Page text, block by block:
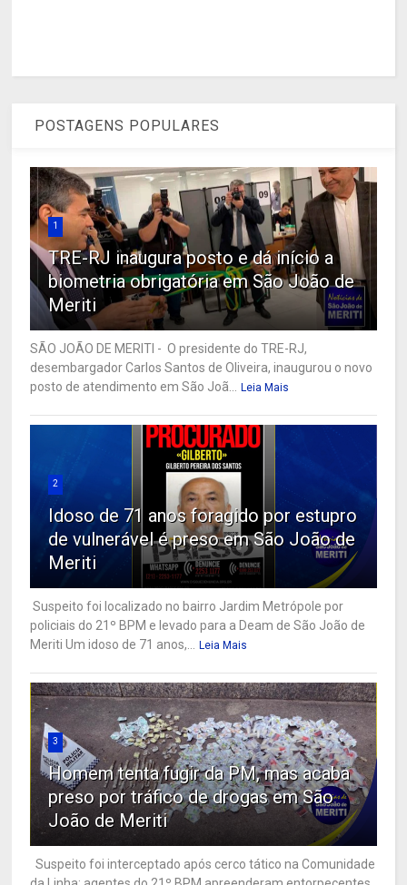
POSTAGENS POPULARES
1
TRE-RJ inaugura posto e dá início a
biometria obrigatória em São João de
Meriti
SÃO JOÃO DE MERITI - O presidente do TRE-RJ,
desembargador Carlos Santos de Oliveira, inaugurou o novo
posto de atendimento em São Joã... Leia Mais
2
Idoso de 71 anos foragido por estupro
de vulnerável é preso em São João de
Meriti
Suspeito foi localizado no bairro Jardim Metrópole por
policiais do 21º BPM e levado para a Deam de São João de
Meriti Um idoso de 71 anos,... Leia Mais
3
Homem tenta fugir da PM, mas acaba
preso por tráfico de drogas em São
João de Meriti
Suspeito foi interceptado após cerco tático na Comunidade